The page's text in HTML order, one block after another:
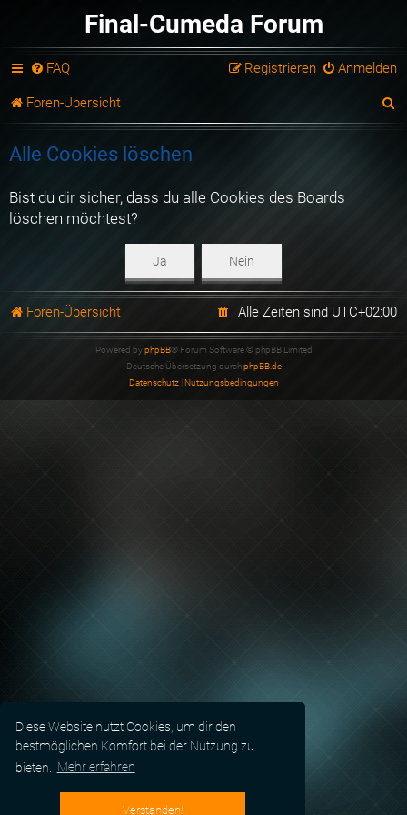
Diese Website nutzt Cookies, um dir den
bestmöglichen Komfort bei der Nutzung zu
bieten.
Mehr erfahren
Verstanden!
Final-Cumeda Forum
FAQ Anmelden
Registrieren
Foren-Übersicht
Alle Cookies löschen
Bist du dir sicher, dass du alle Cookies des Boards
löschen möchtest?
Foren-Übersicht Alle Zeiten sind UTC+02:00
Powered byphpBB® Forum Software © phpBB Limited
Deutsche Übersetzung durchphpBB.de
Datenschutz| Nutzungsbedingungen